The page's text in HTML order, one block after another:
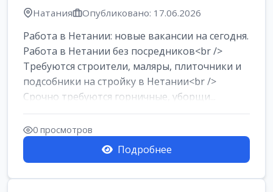
Натания Опубликовано: 17.06.2026
Работа в Нетании: новые вакансии на сегодня.
Работа в Нетании без посредников<br />
Требуются строители, маляры, плиточники и
подсобники на стройку в Нетании<br />
Срочно требуются горничные, уборщи...
0 просмотров
Подробнее